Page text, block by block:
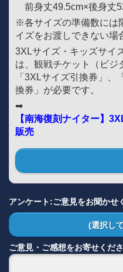
前身丈49.5cm×後身丈
※各サイズの準備数には
イズをお渡しできない場
3XLサイズ・キッズサイ
は、観戦チケット（ビジ
「3XLサイズ引換券」、
換券」が必要です。
➡
【南海復刻ナイター】
販売
アンケート:ご意見をお聞かせ
(選択し
ご意見・ご感想をお寄せくだ